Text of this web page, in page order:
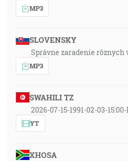
MP3
SLOVENSKY
Správne zaradenie
MP3
SWAHILI TZ
2026-07-15-1991-02-03-
YT
XHOSA